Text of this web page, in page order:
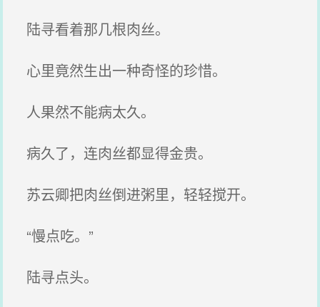
陆寻看着那几根肉丝。
心里竟然生出一种奇怪的珍惜。
人果然不能病太久。
病久了，连肉丝都显得金贵。
苏云卿把肉丝倒进粥里，轻轻搅开。
“慢点吃。”
陆寻点头。